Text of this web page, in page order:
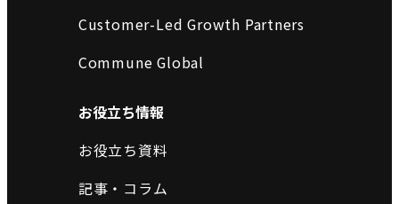
Customer-Led Growth Partners
Commune Global
お役立ち情報
お役立ち資料
記事・コラム